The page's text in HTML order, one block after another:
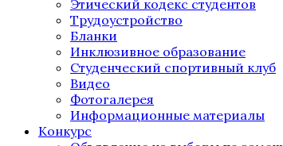
Этический кодекс студентов
Трудоустройство
Бланки
Инклюзивное образование
Студенческий спортивный клуб
Видео
Фотогалерея
Информационные материалы
Конкурс